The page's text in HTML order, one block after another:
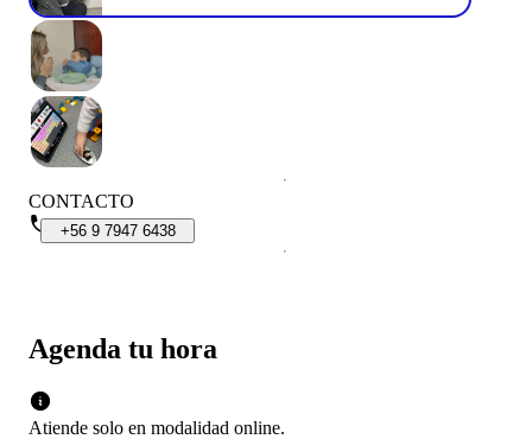
Agenda tu hora
Atiende solo en modalidad online.
CONTACTO
+56 9 7947 6438